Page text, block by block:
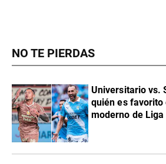
NO TE PIERDAS
Universitario vs.
quién es favorito
moderno de Liga